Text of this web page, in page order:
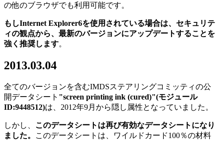
の他のブラウザでも利用可能です。
もしInternet Explorer6を使用されている場合は、セキュリテ
ィの観点から、最新のバージョンにアップデートすることを
強く推奨します。
2013.03.04
全てのバージョンを含むIMDSステアリングコミッティの公
開データシート "screen printing ink (cured)"(モジュール
ID:9448512)は、2012年9月から隠し属性となっていました。
しかし、 このデータシートは再び有効なデータシートになり
ました。
このデータシートは、ワイルドカード100％の材料